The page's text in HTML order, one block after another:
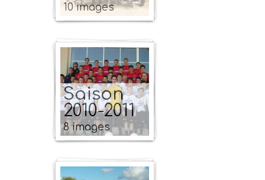
10 images
Saison
2010-2011
8 images